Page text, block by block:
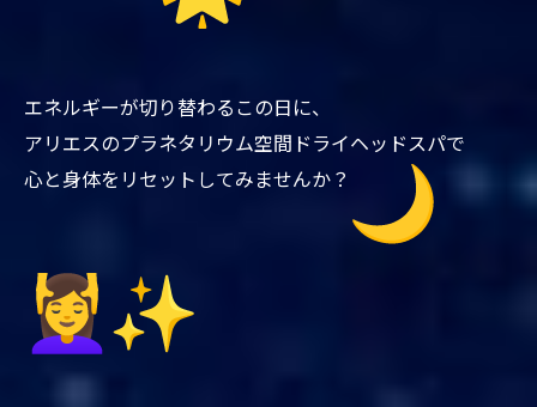
エネルギーが切り替わるこの日に、
アリエスのプラネタリウム空間ドライヘッドスパで
心と身体をリセットしてみませんか？